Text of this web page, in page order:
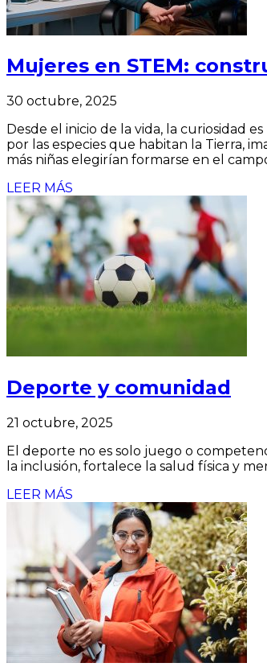
Mujeres en STEM:
30 octubre, 2025
Desde el inicio de la vida, la curiosidad
por las especies que habitan la Tierra,
más niñas elegirían formarse en el
LEER MÁS
Deporte y comunidad
21 octubre, 2025
El deporte no es solo juego o
la inclusión, fortalece la salud física y
LEER MÁS